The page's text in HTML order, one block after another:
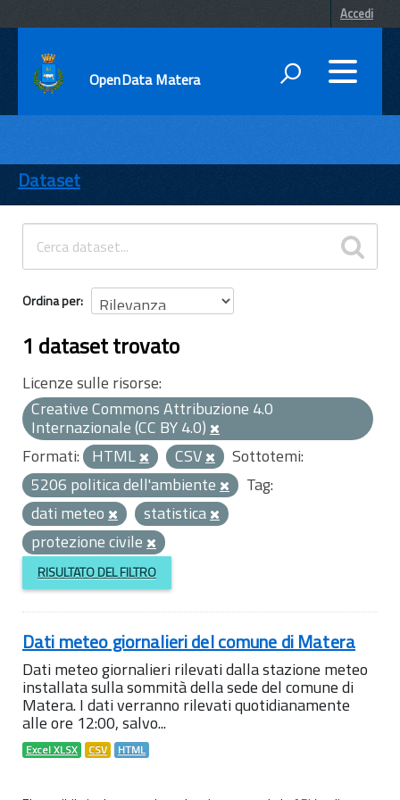
Accedi
OpenData Matera
ENTI
TEMI
INFORMAZIONI
Dataset
Ordina per
1 dataset trovato
Licenze sulle risorse:
Creative Commons Attribuzione 4.0
Internazionale (CC BY 4.0)
Formati: HTML CSV
Sottotemi:
5206 politica dell'ambiente
Tag:
dati meteo
statistica
protezione civile
RISULTATO DEL FILTRO
Dati meteo giornalieri del comune di Matera
Dati meteo giornalieri rilevati dalla stazione meteo
installata sulla sommità della sede del comune di
Matera. I dati verranno rilevati quotidianamente
alle ore 12:00, salvo...
Excel XLSX CSV HTML